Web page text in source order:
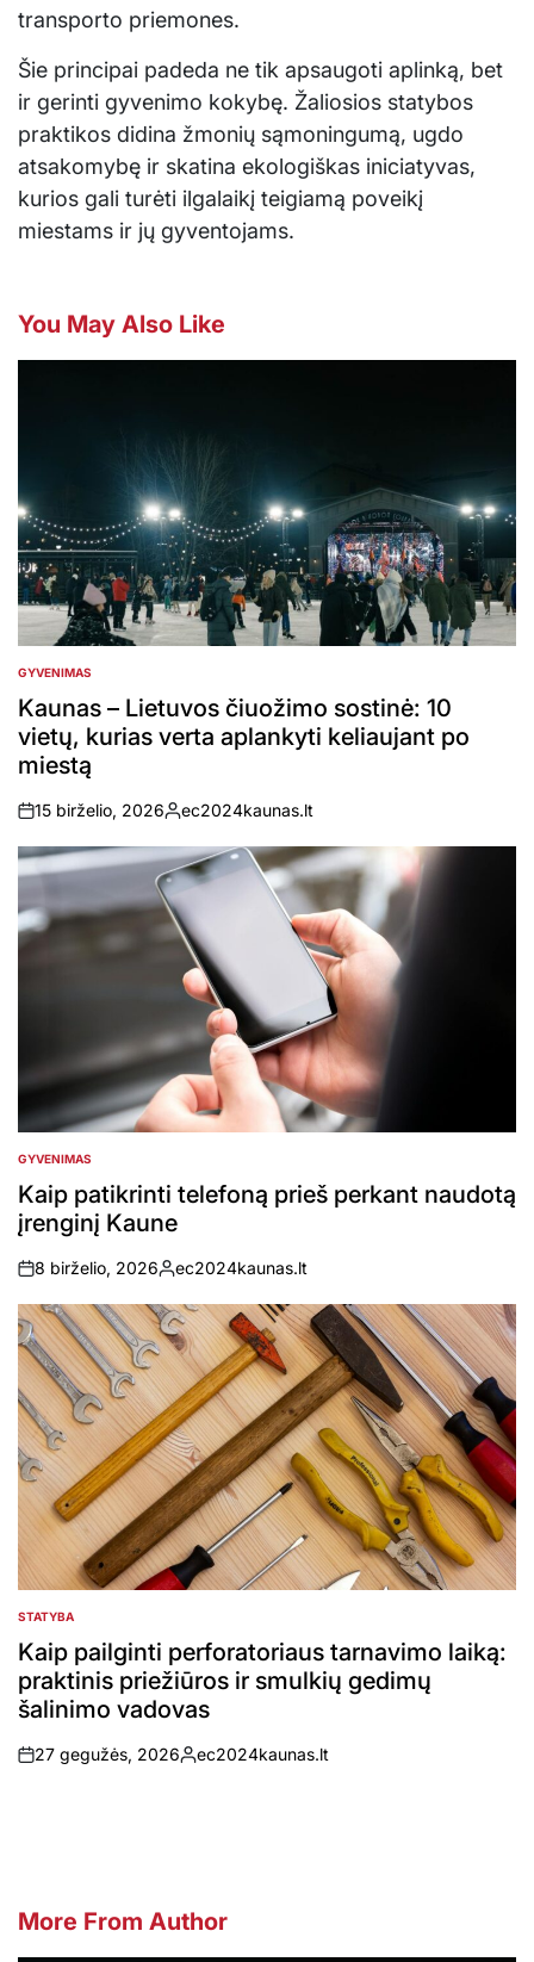
transporto priemones.
Šie principai padeda ne tik apsaugoti aplinką, bet
ir gerinti gyvenimo kokybę. Žaliosios statybos
praktikos didina žmonių sąmoningumą, ugdo
atsakomybę ir skatina ekologiškas iniciatyvas,
kurios gali turėti ilgalaikį teigiamą poveikį
miestams ir jų gyventojams.
You May Also Like
POSTED
IN
GYVENIMAS
Kaunas – Lietuvos čiuožimo sostinė: 10
vietų, kurias verta aplankyti keliaujant po
miestą
on
15 birželio, 2026
Posted
by
ec2024kaunas.lt
POSTED
IN
GYVENIMAS
Kaip patikrinti telefoną prieš perkant naudotą
įrenginį Kaune
on
8 birželio, 2026
Posted
by
ec2024kaunas.lt
POSTED
IN
STATYBA
Kaip pailginti perforatoriaus tarnavimo laiką:
praktinis priežiūros ir smulkių gedimų
šalinimo vadovas
on
27 gegužės, 2026
Posted
ec2024kaunas.lt
More From Author